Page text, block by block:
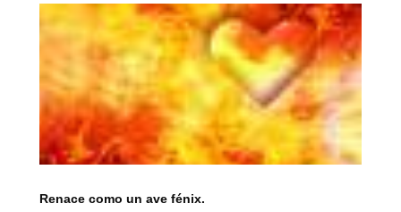
Renace como un ave fénix.